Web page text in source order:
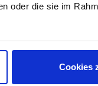
oder die sie im
Cookies